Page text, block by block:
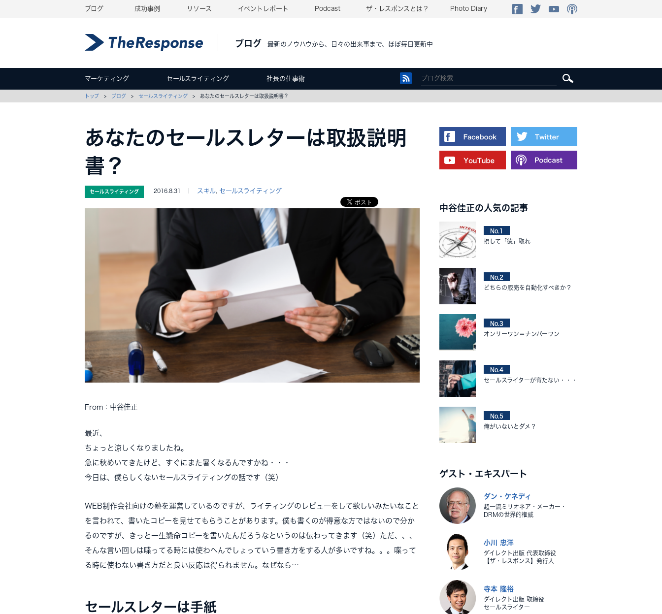
ブログ 成功事例 リソース イベントレポート Podcast ザ・レスポンスとは？ Photo Diary
ブログ 最新のノウハウから、日々の出来事まで、ほぼ毎日更新中
マーケティング セールスライティング 社長の仕事術
トップ > ブログ > セールスライティング > あなたのセールスレターは取扱説明書？
あなたのセールスレターは取扱説明
書？
セールスライティング 2016.8.31 ｜ スキル セールスライティング
From：中谷佳正
最近、
ちょっと涼しくなりましたね。
急に秋めいてきたけど、すぐにまた暑くなるんですかね・・・
今日は、僕らしくないセールスライティングの話です（笑）
WEB制作会社向けの塾を運営しているのですが、ライティングのレビューをして欲しいみたいなこと
を言われて、書いたコピーを見せてもらうことがあります。僕も書くのが得意な方ではないので分か
るのですが、きっと一生懸命コピーを書いたんだろうなというのは伝わってきます（笑）ただ、、、
そんな言い回しは喋ってる時には使わへんでしょっていう書き方をする人が多いですね。。。喋って
る時に使わない書き方だと良い反応は得られません。なぜなら…
セールスレターは手紙
中谷佳正の人気の記事
No.1
損して「徳」取れ
No.2
どちらの販売を自動化すべきか？
No.3
オンリーワン＝ナンバーワン
No.4
セールスライターが育たない・・・
No.5
俺がいないとダメ？
ゲスト・エキスパート
ダン・ケネディ
超一流ミリオネア・メーカー・
DRMの世界的権威
小川 忠洋
ダイレクト出版 代表取締役
【ザ・レスポンス】発行人
寺本 隆裕
ダイレクト出版 取締役
セールスライター